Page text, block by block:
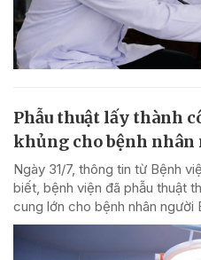
Phẫu thuật lấy thành
khủng cho bệnh nhân
Ngày 31/7, thông tin từ Bệnh
biết, bệnh viện đã phẫu thuật
cung lớn cho bệnh nhân người